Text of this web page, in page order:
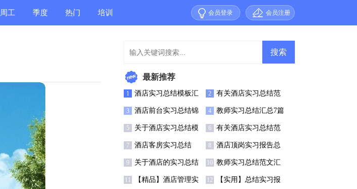
周工 季度 热门 培训 会员登录 会员注册
最新推荐
1 酒店实习总结模板汇
总8篇
2 有关酒店实习总结范
文合集七篇
3 酒店前台实习总结锦
集7篇
4 教师实习总结汇总7篇
5 关于酒店实习总结模
板集锦九篇
6 有关酒店实习总结范
文集锦10篇
7 酒店客房实习总结 8 酒店顶岗实习报告总
结
9 关于酒店的实习总结 10 教师实习总结范文汇
总5篇
11 【精品】酒店管理实 12 【实用】总结实习报